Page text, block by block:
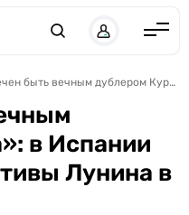
Англия
Испания
Германия
Италия
«Обречен быть вечным дублером Куртуа»: в Испании оценили перспективы Лунина в Реале
в Испании
Лунина в